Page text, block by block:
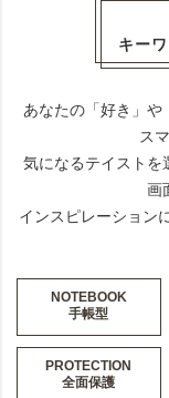
キー
あなたの「好き」や
ス
気になるテイストを
画
インスピレーション
NOTEBOOK
手帳型
PROTECTION
全面保護